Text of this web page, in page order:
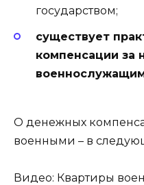
государством;
существует
компенсации за
О денежных
военными – в
Видео: Квартиры